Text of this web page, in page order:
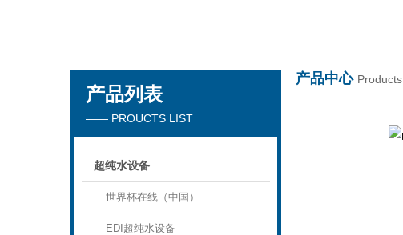
产品中心 Products
产品列表
—— PROUCTS LIST
超纯水设备
世界杯在线（中国）
EDI超纯水设备